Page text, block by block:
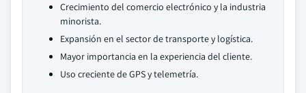
Crecimiento del comercio electrónico y la industria
minorista.
Expansión en el sector de transporte y logística.
Mayor importancia en la experiencia del cliente.
Uso creciente de GPS y telemetría.